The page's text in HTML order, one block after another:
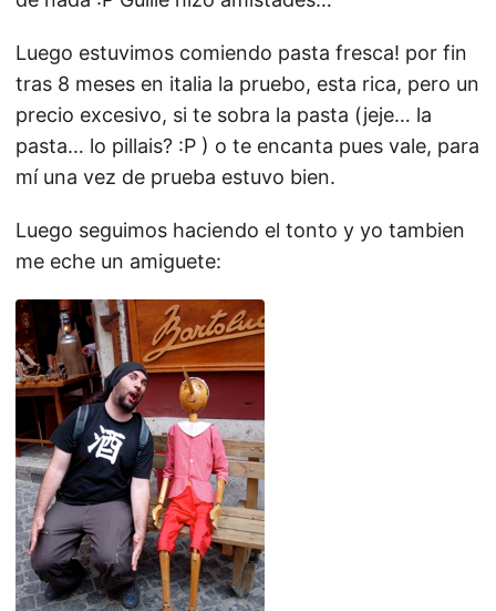
Luego estuvimos comiendo pasta fresca! por fin
tras 8 meses en italia la pruebo, esta rica, pero un
precio excesivo, si te sobra la pasta (jeje… la
pasta… lo pillais? :P ) o te encanta pues vale, para
mí una vez de prueba estuvo bien.
Luego seguimos haciendo el tonto y yo tambien
me eche un amiguete: